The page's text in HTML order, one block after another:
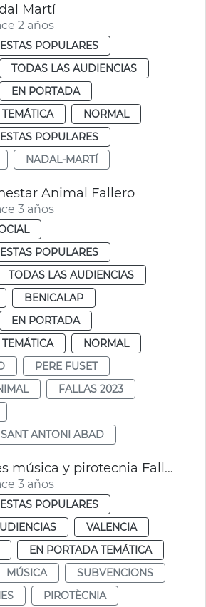
Martí
2 años
POPULARES
TODAS LAS AUDIENCIAS
EN PORTADA
NORMAL
POPULARES
NADAL-MARTÍ
Animal Fallero
3 años
POPULARES
TODAS LAS AUDIENCIAS
BENICALAP
EN PORTADA
NORMAL
PERE FUSET
FALLAS 2023
ANTONI ABAD
Subvenciones música y pirotecnia Fallas 2023
3 años
POPULARES
VALENCIA
EN PORTADA TEMÁTICA
MÚSICA
SUBVENCIONS
PIROTÈCNIA